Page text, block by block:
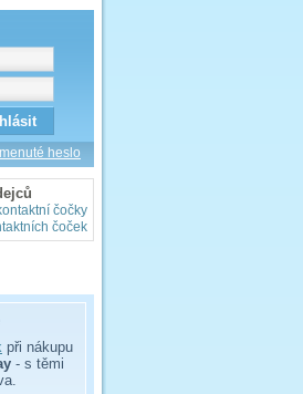
heslo
čočky
čoček
při nákupu
- s těmi